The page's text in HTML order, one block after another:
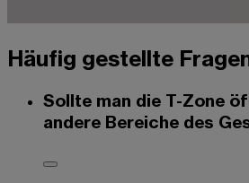
Häufig gestellte
Sollte man die T-Zone
andere Bereiche des